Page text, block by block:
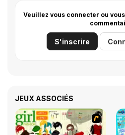
Veuillez vous connecter ou
S'inscrire
JEUX ASSOCIÉS